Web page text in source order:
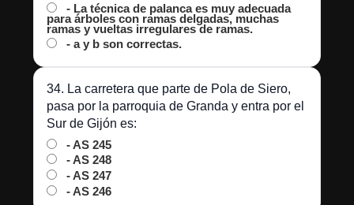
- La técnica de palanca es muy adecuada
para árboles con ramas delgadas, muchas
ramas y vueltas irregulares de ramas.
- a y b son correctas.
34. La carretera que parte de Pola de Siero,
pasa por la parroquia de Granda y entra por el
Sur de Gijón es:
- AS 245
- AS 248
- AS 247
- AS 246